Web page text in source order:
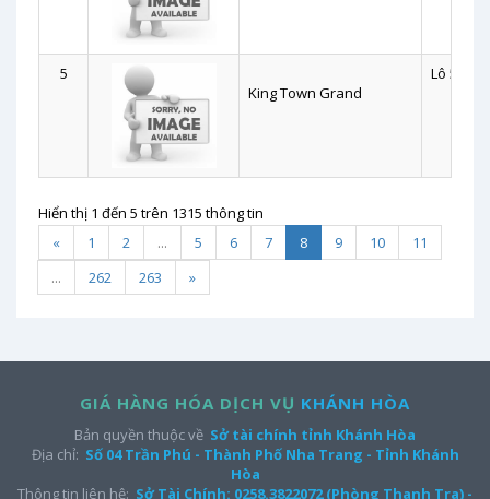
5
King Town Grand
Lô 5-6
Hiển thị 1 đến 5 trên 1315 thông tin
«
1 2 ... 5 6 7 8 9 10
11
...
262 263 »
GIÁ HÀNG HÓA DỊCH VỤ KHÁNH HÒA
Bản quyền thuộc về Sở tài chính tỉnh Khánh Hòa
Địa chỉ: Số 04 Trần Phú - Thành Phố Nha Trang - Tỉnh Khánh
Hòa
Thông tin liên hệ: Sở Tài Chính: 0258.3822072 (Phòng Thanh Tra) -